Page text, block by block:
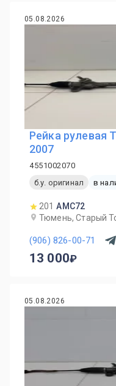
05.08.2026
Рейка рулевая
2007
4551002070
б.у. оригинал
в
201 AMC72
Тюмень, Старый
(906) 826-00-71
13 000
05.08.2026